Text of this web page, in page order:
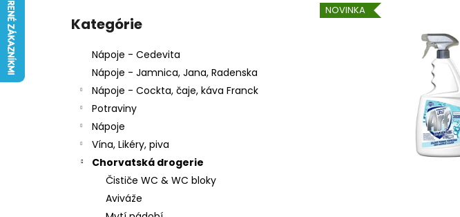
Preskočiť
kategórie
Kategórie
Nápoje - Cedevita
Nápoje - Jamnica, Jana, Radenska
Nápoje - Cockta, čaje, káva Franck
Potraviny
Nápoje
Vína, Likéry, piva
Chorvatská drogerie
Čističe WC & WC bloky
Aviváže
NOVINKA
Odporúčame